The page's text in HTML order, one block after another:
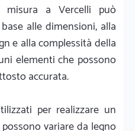
misura a Vercelli può
alle dimensioni, alla
e alla complessità della
elementi che possono
accurata.
per realizzare un
variare da legno